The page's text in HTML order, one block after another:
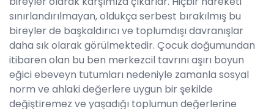
sınırlandırılmayan, oldukça serbest bırakılmış bu
bireyler de başkaldırıcı ve toplumdışı davranışlar
daha sık olarak görülmektedir. Çocuk doğumundan
itibaren olan bu ben merkezcil tavrını aşırı boyun
eğici ebeveyn tutumları nedeniyle zamanla sosyal
norm ve ahlaki değerlere uygun bir şekilde
değiştiremez ve yaşadığı toplumun değerlerine